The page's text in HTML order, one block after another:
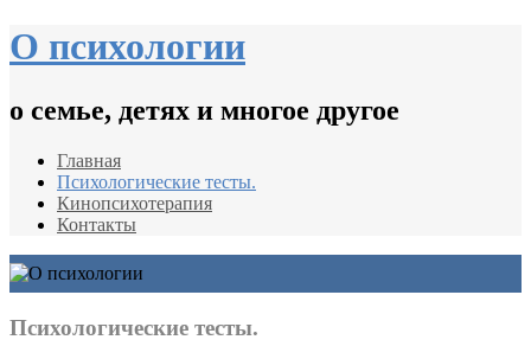
О психологии
о семье, детях и многое другое
Главная
Психологические тесты.
Кинопсихотерапия
Контакты
Психологические тесты.